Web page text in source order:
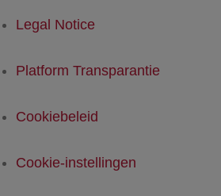
Legal Notice
Platform Transparantie
Cookiebeleid
Cookie-instellingen